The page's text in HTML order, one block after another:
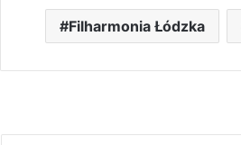
Filharmonia Łódzka